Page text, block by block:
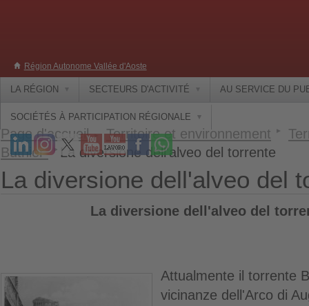
Région Autonome Vallée d'Aoste
LA RÉGION SECTEURS D'ACTIVITÉ AU SERVICE DU
SOCIÉTÉS À PARTICIPATION RÉGIONALE
Page d'accueil Territoire et environnement
Buthier
La diversione dell'alveo del torrente
La diversione dell'alveo del
La diversione dell'alveo del
Attualmente il torrente
vicinanze dell'Arco di